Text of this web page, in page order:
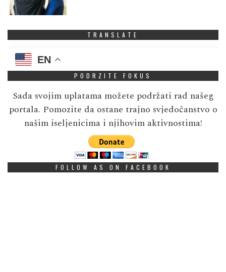
TRANSLATE
EN
PODRZITE FOKUS
Sada svojim uplatama možete podržati rad našeg
portala. Pomozite da ostane trajno svjedočanstvo o
našim iseljenicima i njihovim aktivnostima!
FOLLOW AS ON FACEBOOK